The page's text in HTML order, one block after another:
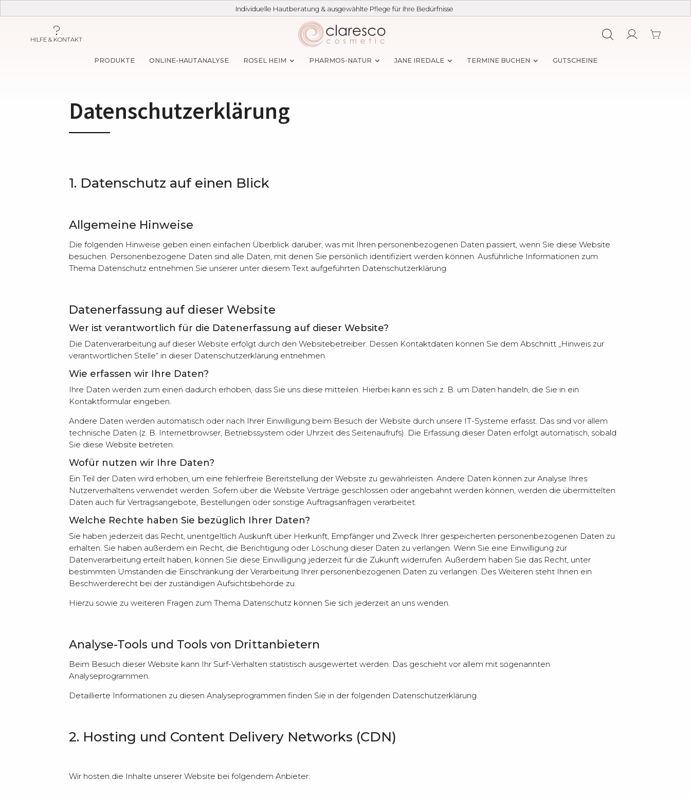
Individuelle Hautberatung & ausgewählte Pflege für Ihre Bedürfnisse
HILFE & KONTAKT
PRODUKTE ONLINE-HAUTANALYSE ROSEL HEIM PHARMOS-NATUR JANE IREDALE TERMINE BUCHEN GUTSCHEINE
Datenschutzerklärung
1. Datenschutz auf einen Blick
Allgemeine Hinweise
Die folgenden Hinweise geben einen einfachen Überblick darüber, was mit Ihren personenbezogenen Daten passiert, wenn Sie diese Website
besuchen. Personenbezogene Daten sind alle Daten, mit denen Sie persönlich identifiziert werden können. Ausführliche Informationen zum
Thema Datenschutz entnehmen Sie unserer unter diesem Text aufgeführten Datenschutzerklärung.
Datenerfassung auf dieser Website
Wer ist verantwortlich für die Datenerfassung auf dieser Website?
Die Datenverarbeitung auf dieser Website erfolgt durch den Websitebetreiber. Dessen Kontaktdaten können Sie dem Abschnitt „Hinweis zur
verantwortlichen Stelle“ in dieser Datenschutzerklärung entnehmen.
Wie erfassen wir Ihre Daten?
Ihre Daten werden zum einen dadurch erhoben, dass Sie uns diese mitteilen. Hierbei kann es sich z. B. um Daten handeln, die Sie in ein
Kontaktformular eingeben.
Andere Daten werden automatisch oder nach Ihrer Einwilligung beim Besuch der Website durch unsere IT-Systeme erfasst. Das sind vor allem
technische Daten (z. B. Internetbrowser, Betriebssystem oder Uhrzeit des Seitenaufrufs). Die Erfassung dieser Daten erfolgt automatisch, sobald
Sie diese Website betreten.
Wofür nutzen wir Ihre Daten?
Ein Teil der Daten wird erhoben, um eine fehlerfreie Bereitstellung der Website zu gewährleisten. Andere Daten können zur Analyse Ihres
Nutzerverhaltens verwendet werden. Sofern über die Website Verträge geschlossen oder angebahnt werden können, werden die übermittelten
Daten auch für Vertragsangebote, Bestellungen oder sonstige Auftragsanfragen verarbeitet.
Welche Rechte haben Sie bezüglich Ihrer Daten?
Sie haben jederzeit das Recht, unentgeltlich Auskunft über Herkunft, Empfänger und Zweck Ihrer gespeicherten personenbezogenen Daten zu
erhalten. Sie haben außerdem ein Recht, die Berichtigung oder Löschung dieser Daten zu verlangen. Wenn Sie eine Einwilligung zur
Datenverarbeitung erteilt haben, können Sie diese Einwilligung jederzeit für die Zukunft widerrufen. Außerdem haben Sie das Recht, unter
bestimmten Umständen die Einschränkung der Verarbeitung Ihrer personenbezogenen Daten zu verlangen. Des Weiteren steht Ihnen ein
Beschwerderecht bei der zuständigen Aufsichtsbehörde zu.
Hierzu sowie zu weiteren Fragen zum Thema Datenschutz können Sie sich jederzeit an uns wenden.
Analyse-Tools und Tools von Dritt­anbietern
Beim Besuch dieser Website kann Ihr Surf-Verhalten statistisch ausgewertet werden. Das geschieht vor allem mit sogenannten
Analyseprogrammen.
Detaillierte Informationen zu diesen Analyseprogrammen finden Sie in der folgenden Datenschutzerklärung.
2. Hosting und Content Delivery Networks (CDN)
Wir hosten die Inhalte unserer Website bei folgendem Anbieter: